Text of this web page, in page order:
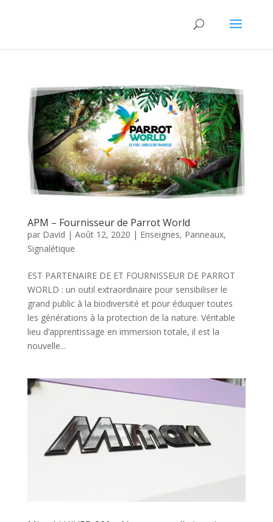
APM – Fournisseur de Parrot World
par David | Août 12, 2020 | Enseignes, Panneaux,
Signalétique
EST PARTENAIRE DE ET FOURNISSEUR DE PARROT
WORLD : un outil extraordinaire pour sensibiliser le
grand public à la biodiversité et pour éduquer toutes
les générations à la protection de la nature. Véritable
lieu d’apprentissage en immersion totale, il est la
nouvelle...